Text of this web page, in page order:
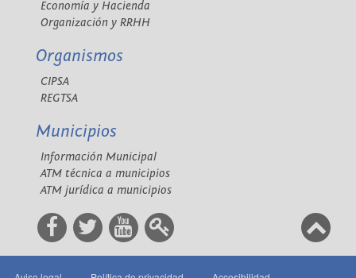
Economía y Hacienda
Organización y RRHH
Organismos
CIPSA
REGTSA
Municipios
Información Municipal
ATM técnica a municipios
ATM jurídica a municipios